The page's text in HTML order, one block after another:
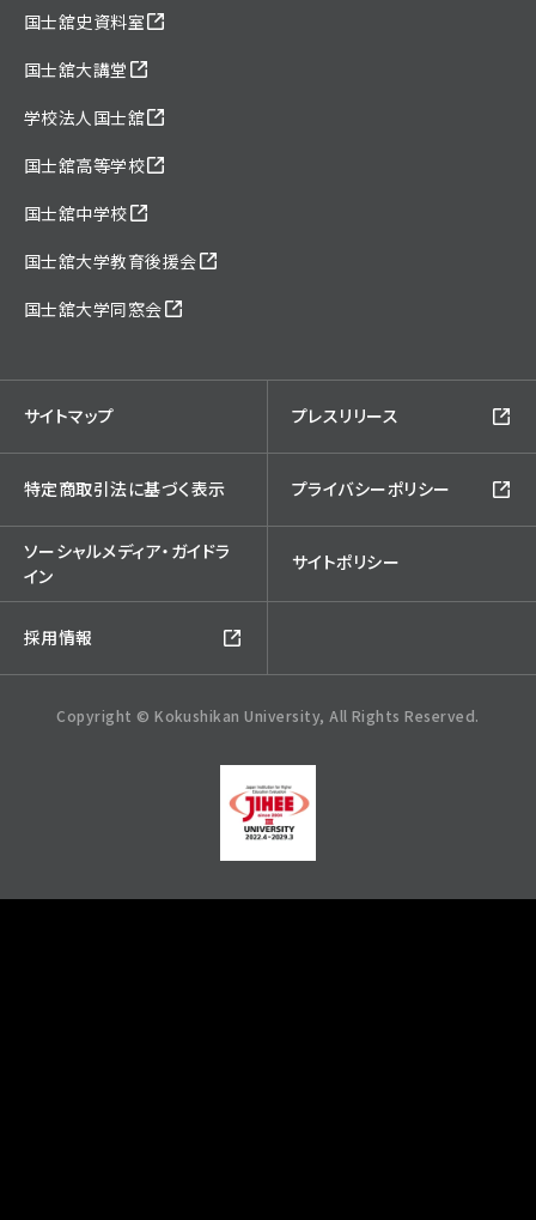
国士舘史資料室
国士舘大講堂
学校法人国士舘
国士舘高等学校
国士舘中学校
国士舘大学教育後援会
国士舘大学同窓会
サイトマップ プレスリリース
特定商取引法に基づく表示 プライバシーポリシー
ソーシャルメディア・ガイドラ
イン
サイトポリシー
採用情報
Copyright © Kokushikan University, All Rights Reserved.